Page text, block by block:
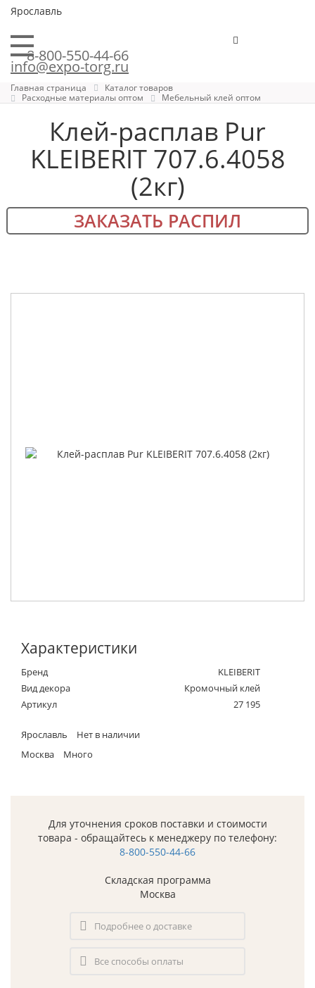
Ярославль
8-800-550-44-66
info@expo-torg.ru
Главная страница
Каталог товаров
Расходные материалы оптом
Мебельный клей оптом
Клей-расплав Pur
KLEIBERIT 707.6.4058
(2кг)
ЗАКАЗАТЬ РАСПИЛ
Характеристики
Бренд
KLEIBERIT
Вид декора
Кромочный клей
Артикул
27 195
Ярославль
Нет в наличии
Москва
Много
Для уточнения сроков поставки и стоимости
товара - обращайтесь к менеджеру по телефону:
8-800-550-44-66
Складская программа
Москва
Подробнее о доставке
Все способы оплаты